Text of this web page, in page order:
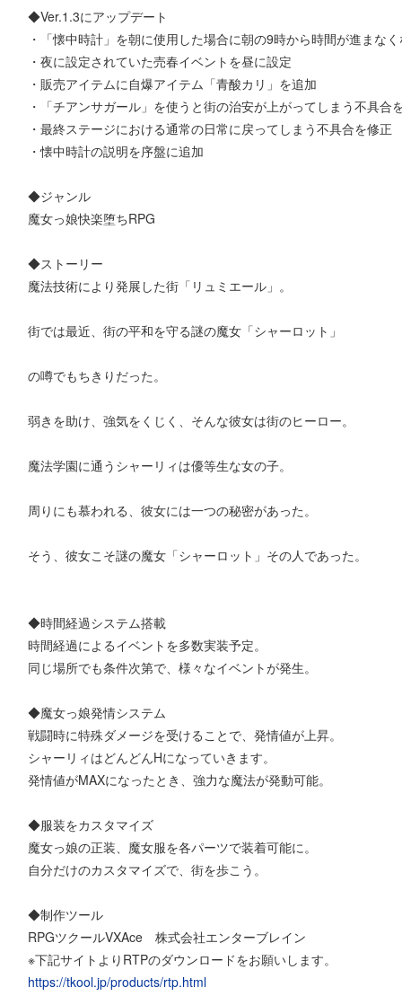
◆Ver.1.3にアップデート
・「懐中時計」を朝に使用した場合に朝の9時から時間が進まな
・夜に設定されていた売春イベントを昼に設定
・販売アイテムに自爆アイテム「青酸カリ」を追加
・「チアンサガール」を使うと街の治安が上がってしまう不具合
・最終ステージにおける通常の日常に戻ってしまう不具合を修正
・懐中時計の説明を序盤に追加
◆ジャンル
魔女っ娘快楽堕ちRPG
◆ストーリー
魔法技術により発展した街「リュミエール」。
街では最近、街の平和を守る謎の魔女「シャーロット」
の噂でもちきりだった。
弱きを助け、強気をくじく、そんな彼女は街のヒーロー。
魔法学園に通うシャーリィは優等生な女の子。
周りにも慕われる、彼女には一つの秘密があった。
そう、彼女こそ謎の魔女「シャーロット」その人であった。
◆時間経過システム搭載
時間経過によるイベントを多数実装予定。
同じ場所でも条件次第で、様々なイベントが発生。
◆魔女っ娘発情システム
戦闘時に特殊ダメージを受けることで、発情値が上昇。
シャーリィはどんどんHになっていきます。
発情値がMAXになったとき、強力な魔法が発動可能。
◆服装をカスタマイズ
魔女っ娘の正装、魔女服を各パーツで装着可能に。
自分だけのカスタマイズで、街を歩こう。
◆制作ツール
RPGツクールVXAce 株式会社エンターブレイン
※下記サイトよりRTPのダウンロードをお願いします。
https://tkool.jp/products/rtp.html